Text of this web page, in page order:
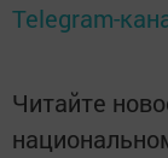
Telegram-
Читайте